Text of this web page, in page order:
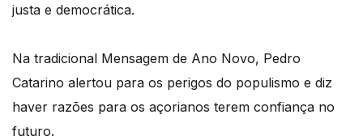
justa e democrática.
Na tradicional Mensagem de Ano Novo, Pedro
Catarino alertou para os perigos do populismo e diz
haver razões para os açorianos terem confiança no
futuro.